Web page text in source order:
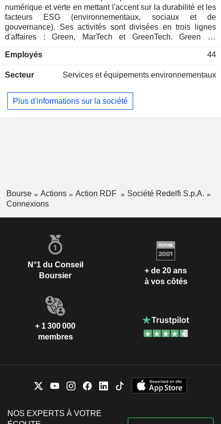
numérique et verte en mettant l'accent sur la durabilité et les
facteurs ESG (environnementaux, sociaux et de
gouvernance). Ses activités sont divisées en trois lignes
d'affaires : Green, MarTech et GreenTech. Green se
vertes et des BESS (Battery Energy Storage System) ;
technologie et se concentre sur le big data et l'intelligence
Le troisième secteur d'activité, GreenTech, est une fusion
entre Green et MarTech, et se concentre sur les solutions
Employés 44
Secteur Services et équipements environnementaux
Plus d'informations sur la société
Bourse Actions Action RDF
Société Redelfi S.p.A.
Connexions
N°1 du Conseil
Boursier
+ de 20 ans
à vos côtés
+ 1 300 000
membres
NOS EXPERTS À VOTRE